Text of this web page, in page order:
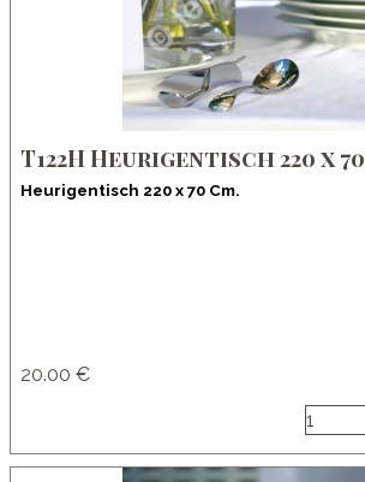
T122H Heurigentisch 220 x 70
Heurigentisch 220 x 70 Cm.
20.00 €